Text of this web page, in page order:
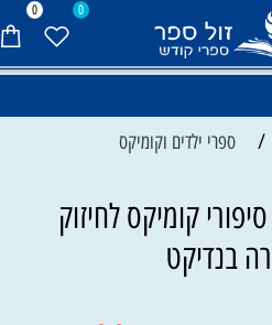
0 0
/ ספרי ילדים וקומיקס
מרגישונים 3 - סיפורי קומיקס לחיזוק
בנדיקט